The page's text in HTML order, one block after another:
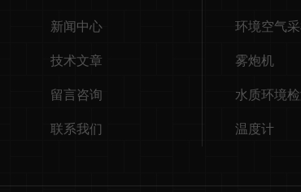
新闻中心
技术文章
留言咨询
联系我们
环境空气
雾炮机
水质环境
温度计